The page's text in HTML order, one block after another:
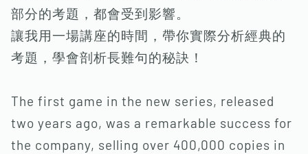
部分的考題，都會受到影響。
讓我用一場講座的時間，帶你實際分析經典的
考題，學會剖析長難句的秘訣！
The first game in the new series, released
two years ago, was a remarkable success for
the company, selling over 400,000 copies in